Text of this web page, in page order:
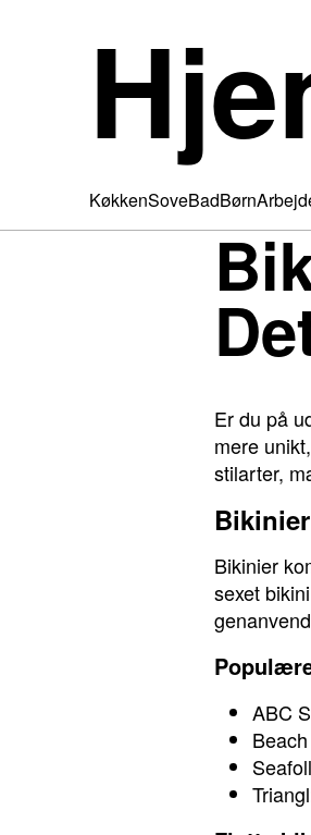
KøkkenSoveBadBørn
Er du på
mere
stilarter,
Bikinier
sexet
ABC